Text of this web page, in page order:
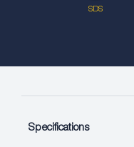
SDS
Specifications